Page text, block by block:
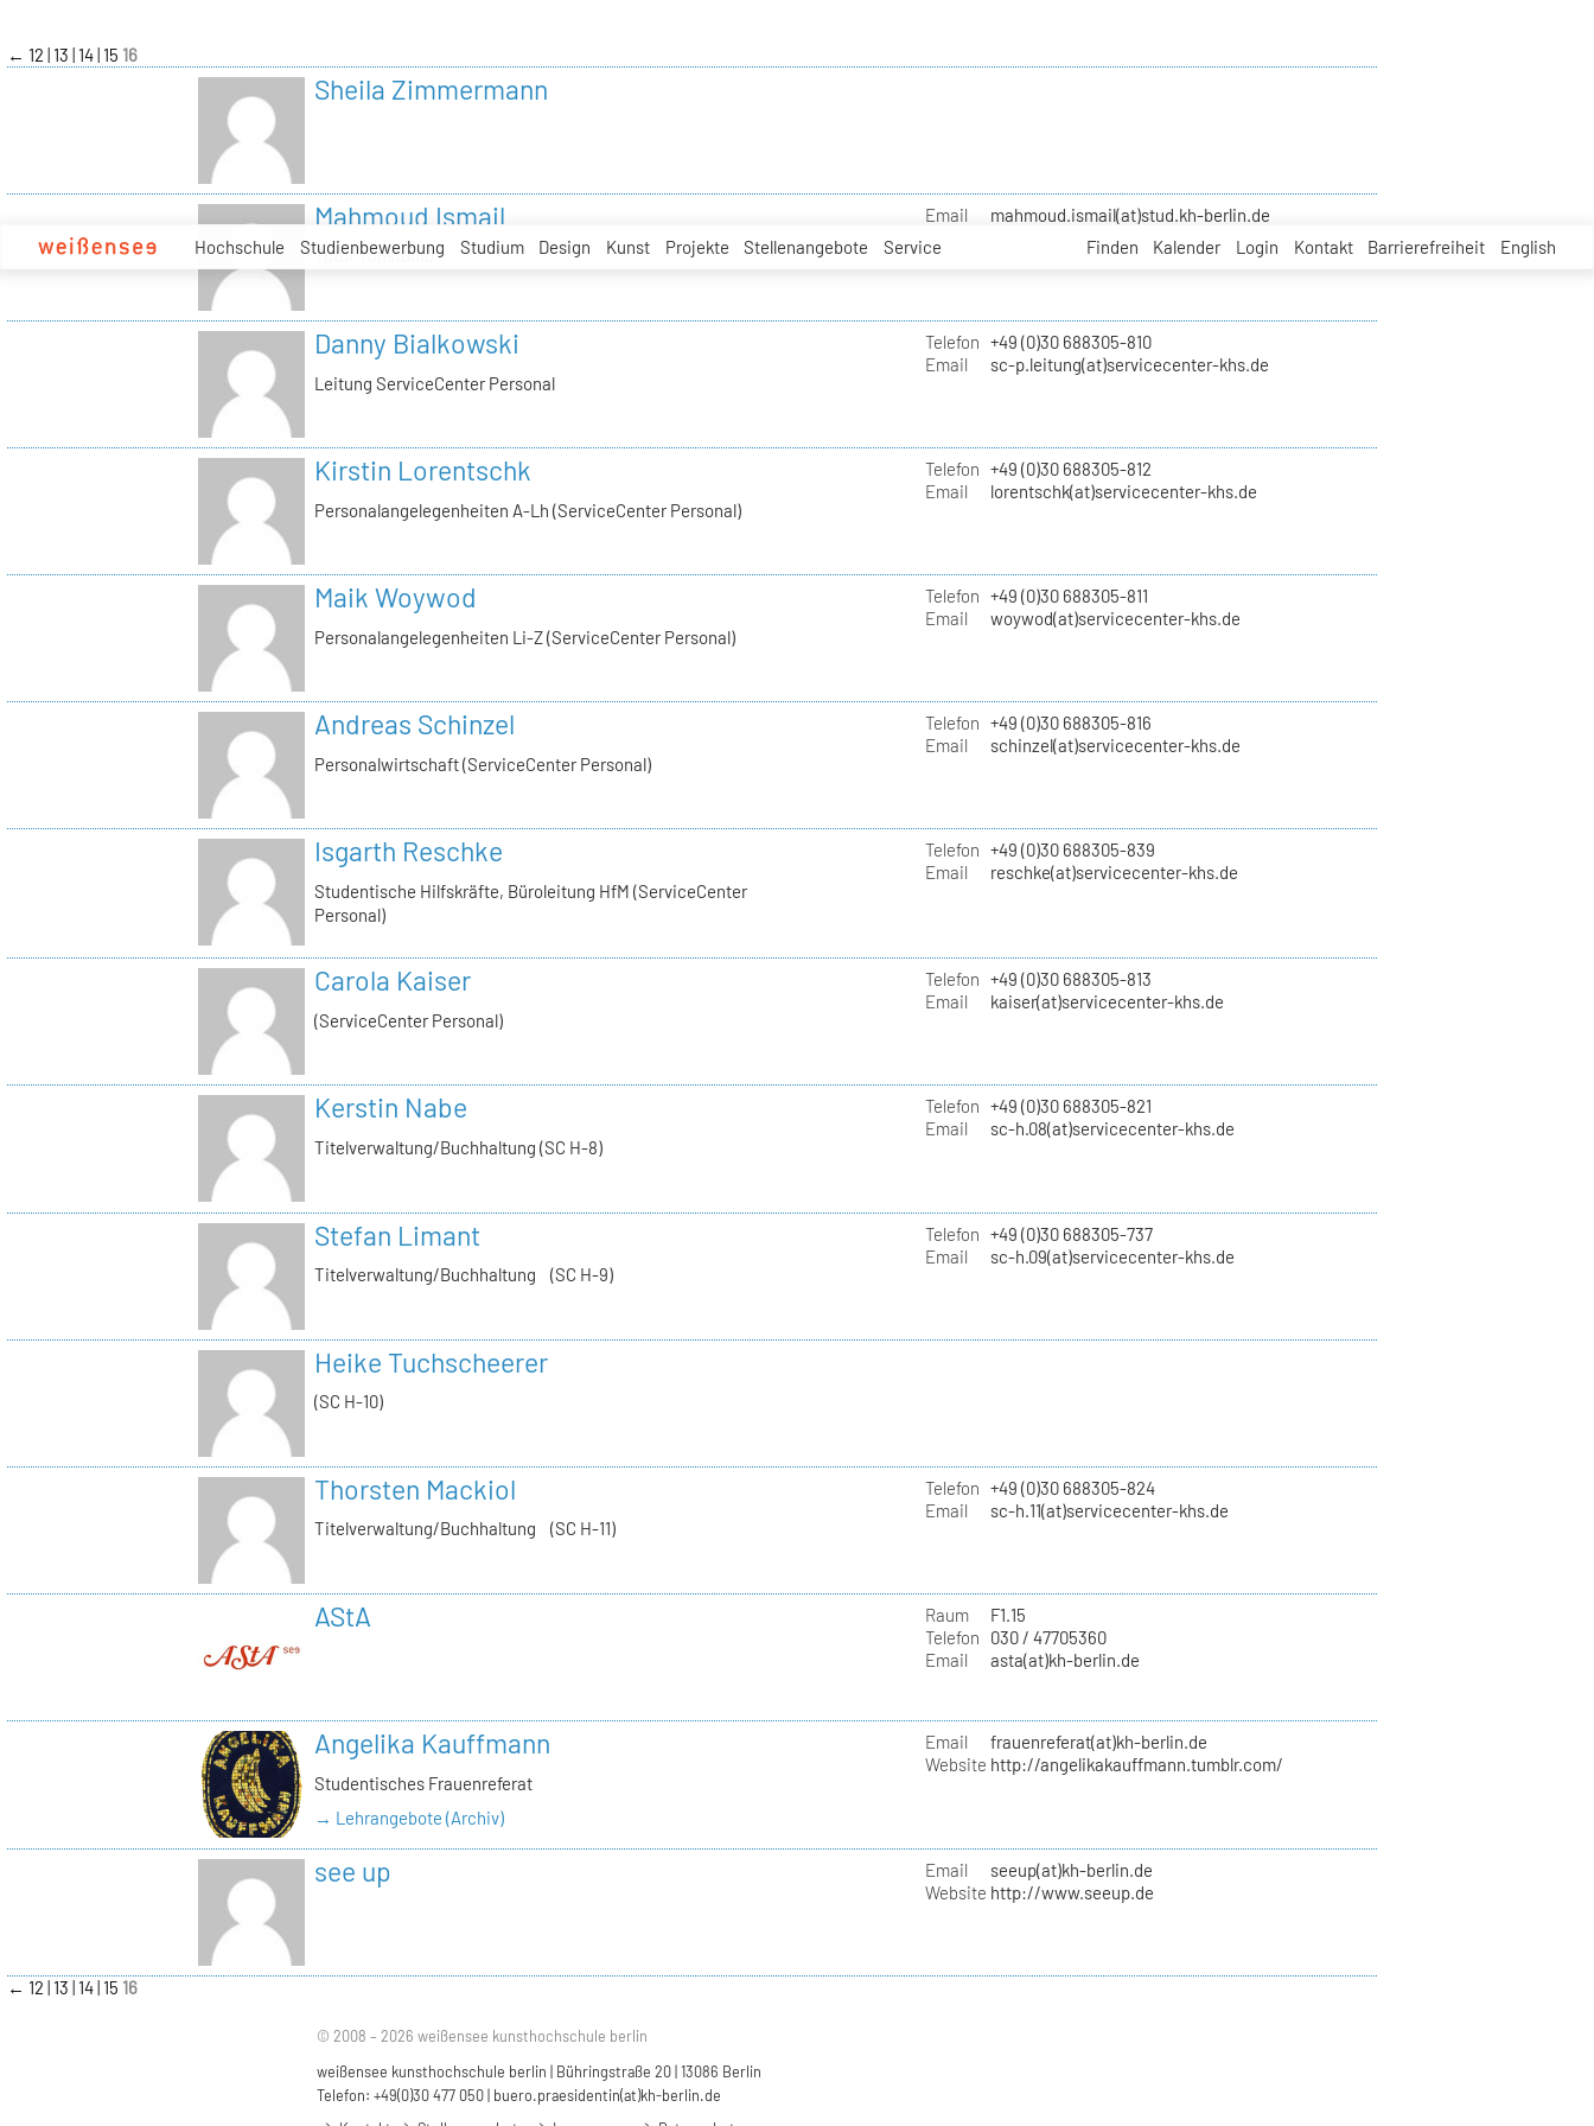
Hochschule Studienbewerbung Studium Design Kunst Projekte Stellenangebote Service Finden Kalender Login Kontakt Barrierefreiheit English
← 12 13 14 15 16
Sheila Zimmermann
Mahmoud Ismail
Tutor Tonstudio
Email mahmoud.ismail(at)stud.kh-berlin.de
Danny Bialkowski
Leitung ServiceCenter Personal
Telefon +49 (0)30 688305-810
Email
sc-p.leitung(at)servicecenter-khs.de
Kirstin Lorentschk
Personalangelegenheiten A-Lh (ServiceCenter Personal)
Telefon +49 (0)30 688305-812
Email
lorentschk(at)servicecenter-khs.de
Maik Woywod
Personalangelegenheiten Li-Z (ServiceCenter Personal)
Telefon +49 (0)30 688305-811
Email
woywod(at)servicecenter-khs.de
Andreas Schinzel
Personalwirtschaft (ServiceCenter Personal)
Telefon +49 (0)30 688305-816
Email
schinzel(at)servicecenter-khs.de
Isgarth Reschke
Studentische Hilfskräfte, Büroleitung HfM (ServiceCenter
Personal)
Telefon +49 (0)30 688305-839
Email
reschke(at)servicecenter-khs.de
Carola Kaiser
(ServiceCenter Personal)
Telefon +49 (0)30 688305-813
Email
kaiser(at)servicecenter-khs.de
Kerstin Nabe
Titelverwaltung/Buchhaltung (SC H-8)
Telefon +49 (0)30 688305-821
Email
sc-h.08(at)servicecenter-khs.de
Stefan Limant
Titelverwaltung/Buchhaltung (SC H-9)
Telefon +49 (0)30 688305-737
Email
sc-h.09(at)servicecenter-khs.de
Heike Tuchscheerer
(SC H-10)
Thorsten Mackiol
Titelverwaltung/Buchhaltung (SC H-11)
Telefon +49 (0)30 688305-824
Email
sc-h.11(at)servicecenter-khs.de
AStA Raum
F1.15
Telefon
030 / 47705360
Email
asta(at)kh-berlin.de
Angelika Kauffmann
Studentisches Frauenreferat
→ Lehrangebote (Archiv)
Email
frauenreferat(at)kh-berlin.de
Website http://angelikakauffmann.tumblr.com/
see up Email
seeup(at)kh-berlin.de
Website http://www.seeup.de
← 12 13 14 15 16
© 2008 – 2026 weißensee kunsthochschule berlin
weißensee kunsthochschule berlin | Bühringstraße 20 | 13086 Berlin
Telefon: +49(0)30 477 050 | buero.praesidentin(at)kh-berlin.de